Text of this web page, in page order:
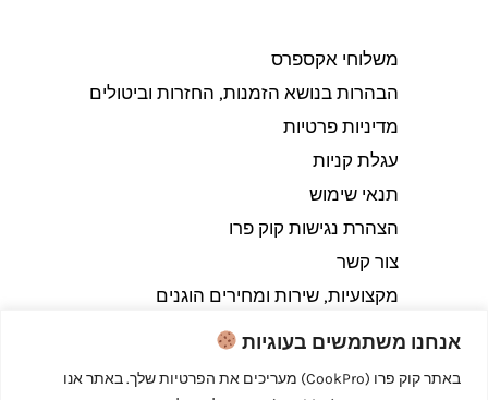
אנחנו משתמשים בעוגיות
באתר קוק פרו (CookPro) מעריכים את הפרטיות שלך. באתר אנו
משלוחי אקספרס
הבהרות בנושא הזמנות, החזרות וביטולים​
מדיניות פרטיות
עגלת קניות
תנאי שימוש
הצהרת נגישות קוק פרו
צור קשר
מקצועיות, שירות ומחירים הוגנים